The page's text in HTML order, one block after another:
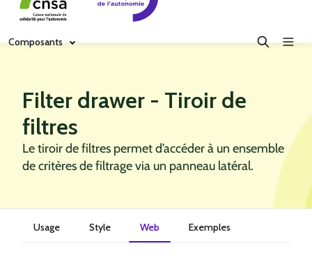
Composants
Filter drawer - Tiroir de
filtres
Le tiroir de filtres permet d’accéder à un ensemble
de critères de filtrage via un panneau latéral.
Usage Style Web Exemples